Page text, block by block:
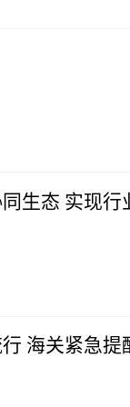
生态 实现行
海关紧急提